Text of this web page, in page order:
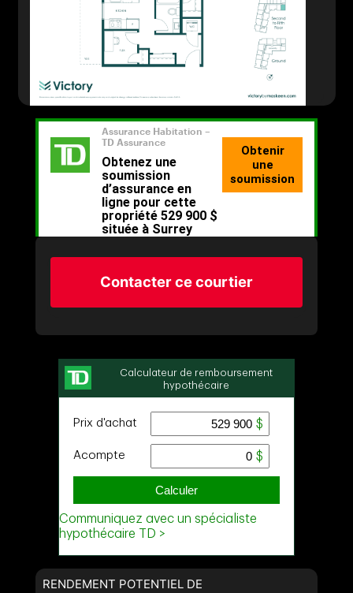
Contacter ce courtier
RENDEMENT POTENTIEL DE